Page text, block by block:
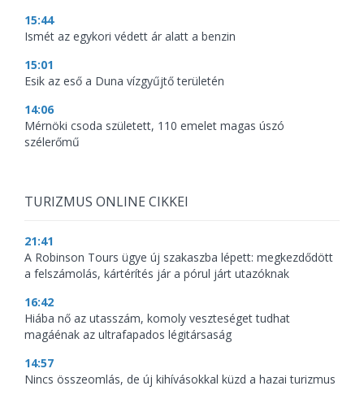
15:44
Ismét az egykori védett ár alatt a benzin
15:01
Esik az eső a Duna vízgyűjtő területén
14:06
Mérnöki csoda született, 110 emelet magas úszó
szélerőmű
TURIZMUS ONLINE CIKKEI
21:41
A Robinson Tours ügye új szakaszba lépett: megkezdődött
a felszámolás, kártérítés jár a pórul járt utazóknak
16:42
Hiába nő az utasszám, komoly veszteséget tudhat
magáénak az ultrafapados légitársaság
14:57
Nincs összeomlás, de új kihívásokkal küzd a hazai turizmus